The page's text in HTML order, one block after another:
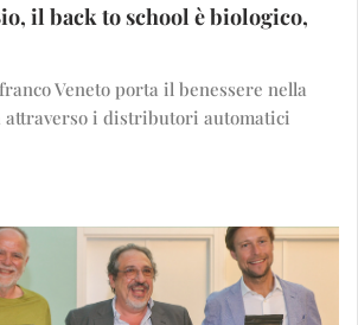
il back to school è biologico,
Veneto porta il benessere nella
attraverso i distributori automatici